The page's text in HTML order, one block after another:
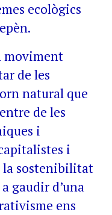
ecològics
moviment
de les
natural que
de les
i
i
la sostenibilitat
gaudir d’una
ens